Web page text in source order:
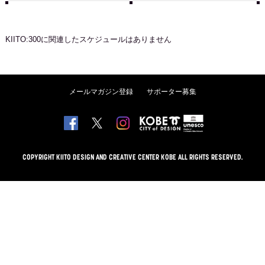
KIITO:300に関連したスケジュールはありません
メールマガジン登録 サポーター募集
COPYRIGHT KIITO DESIGN AND CREATIVE CENTER KOBE ALL RIGHTS RESERVED.